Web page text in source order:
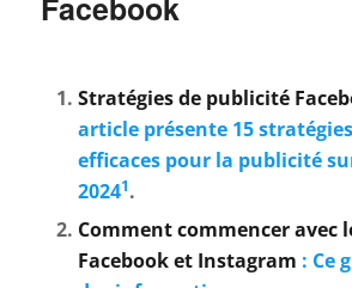
Facebook
Stratégies de publicité
article présente 15
efficaces pour la publicité
20241.
Comment commencer avec
Facebook et Instagram : Ce